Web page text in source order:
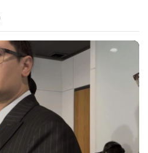
ารอย่างไรต่อวิธีการของกัมพูชา ที่
นทุกรูปแบบทุกขั้นตอน แม้กระทั่ง
รไปพูดในเวทีสำคัญ ตนคิดว่านี่คือ
หรือดำเนินการระหว่างประเทศยัง
ามจริงนั้น นายรังสิมันต์ กล่าวว่า
วชายแดนที่มีการปะทะกัน เป็นสิ่ง
เป็นอย่างไร เขาไม่ได้มาฟังหรือ